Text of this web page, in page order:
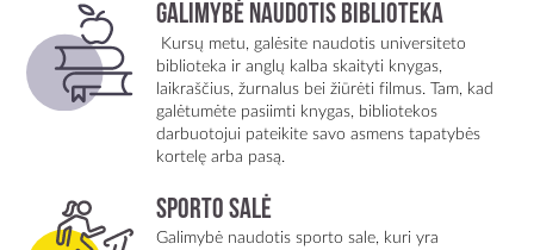
Galimybė naudotis biblioteka
Kursų metu, galėsite naudotis universiteto
biblioteka ir anglų kalba skaityti knygas,
laikraščius, žurnalus bei žiūrėti filmus. Tam, kad
galėtumėte pasiimti knygas, bibliotekos
darbuotojui pateikite savo asmens tapatybės
kortelę arba pasą.
Sporto salė
Galimybė naudotis sporto sale, kuri yra